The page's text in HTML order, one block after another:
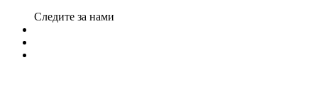
Следите за нами